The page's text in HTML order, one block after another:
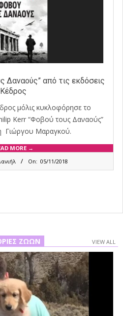
Δαναούς” από τις εκδόσεις
Κέδρος
μόλις κυκλοφόρησε το
Kerr “Φοβού τους Δαναούς”
Γιώργου Μαραγκού.
MORE →
On: 05/11/2018
ΖΏΩΝ VIEW ALL